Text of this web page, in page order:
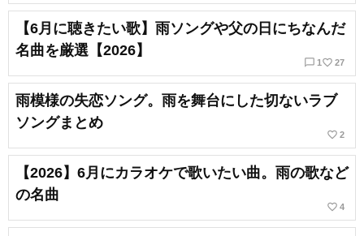
【6月に聴きたい歌】雨ソングや父の日にちなんだ
名曲を厳選【2026】
chat_bubble_outline 1 favorite_border 27
雨模様の失恋ソング。雨を舞台にした切ないラブ
ソングまとめ
favorite_border 2
【2026】6月にカラオケで歌いたい曲。雨の歌など
の名曲
favorite_border 4